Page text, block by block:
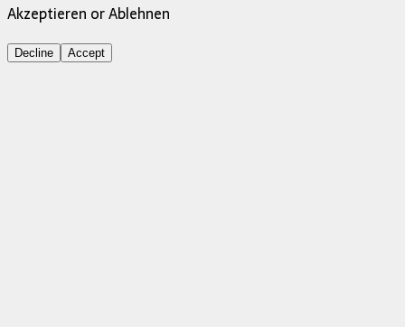
Akzeptieren or Ablehnen
Decline Accept